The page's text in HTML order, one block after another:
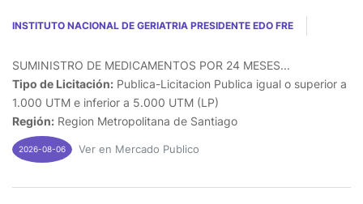
INSTITUTO NACIONAL DE GERIATRIA PRESIDENTE EDO FRE
SUMINISTRO DE MEDICAMENTOS POR 24 MESES...
Tipo de Licitación: Publica-Licitacion Publica igual o superior a
1.000 UTM e inferior a 5.000 UTM (LP)
Región: Region Metropolitana de Santiago
2026-08-06 Ver en Mercado Publico